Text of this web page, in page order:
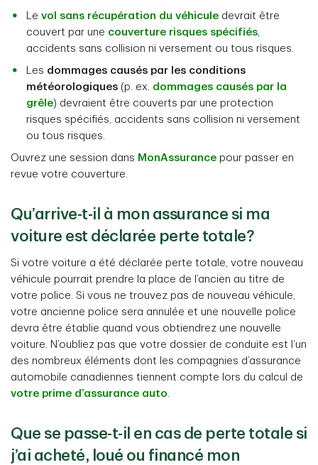
Le vol sans récupération du véhicule devrait être
couvert par une couverture risques spécifiés,
accidents sans collision ni versement ou tous risques.
Les dommages causés par les conditions
météorologiques (p. ex. dommages causés par la
grêle) devraient être couverts par une protection
risques spécifiés, accidents sans collision ni versement
ou tous risques.
Ouvrez une session dans MonAssurance pour passer en
revue votre couverture.
Qu’arrive-t-il à mon assurance si ma
voiture est déclarée perte totale?
Si votre voiture a été déclarée perte totale, votre nouveau
véhicule pourrait prendre la place de l’ancien au titre de
votre police. Si vous ne trouvez pas de nouveau véhicule,
votre ancienne police sera annulée et une nouvelle police
devra être établie quand vous obtiendrez une nouvelle
voiture. N’oubliez pas que votre dossier de conduite est l’un
des nombreux éléments dont les compagnies d’assurance
automobile canadiennes tiennent compte lors du calcul de
votre prime d’assurance auto.
Que se passe-t-il en cas de perte totale si
j’ai acheté, loué ou financé mon